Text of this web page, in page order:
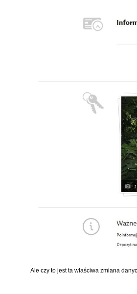
Ale czy to jest ta właściwa zmiana